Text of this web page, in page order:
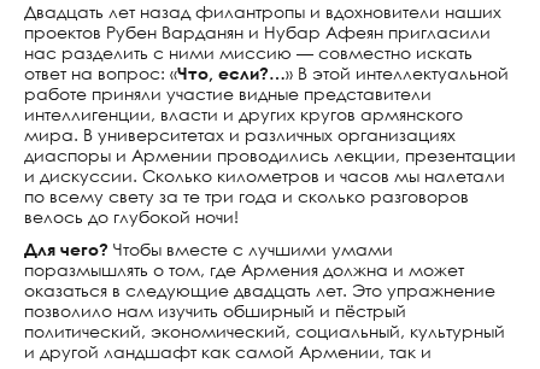
СМИ
«АВРОРЫ»
ИМЕНИ
ИССЛЕДОВАНИЯ
ПОВЕСТКА
Двадцать лет назад филантропы и вдохновители наших
проектов Рубен Варданян и Нубар Афеян пригласили
нас разделить с ними миссию — совместно искать
ответ на вопрос: «Что, если?…» В этой интеллектуальной
работе приняли участие видные представители
интеллигенции, власти и других кругов армянского
мира. В университетах и различных организациях
диаспоры и Армении проводились лекции, презентации
и дискуссии. Сколько километров и часов мы налетали
по всему свету за те три года и сколько разговоров
велось до глубокой ночи!
Для чего? Чтобы вместе с лучшими умами
поразмышлять о том, где Армения должна и может
оказаться в следующие двадцать лет. Это упражнение
позволило нам изучить обширный и пёстрый
политический, экономический, социальный, культурный
и другой ландшафт как самой Армении, так и